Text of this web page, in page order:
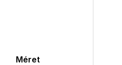
Méret